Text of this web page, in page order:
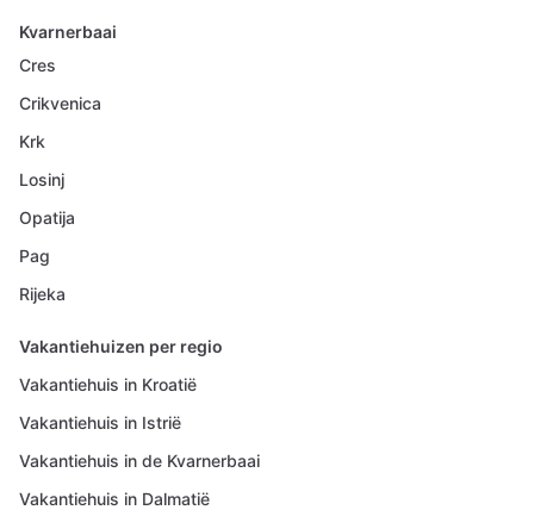
Kvarnerbaai
Cres
Crikvenica
Krk
Losinj
Opatija
Pag
Rijeka
Vakantiehuizen per regio
Vakantiehuis in Kroatië
Vakantiehuis in Istrië
Vakantiehuis in de Kvarnerbaai
Vakantiehuis in Dalmatië